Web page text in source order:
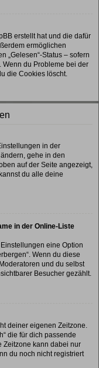
erstellt hat und die dafür
ermöglichen
„Gelesen“-Status – sofern
du Probleme bei der
die Cookies löscht.
in der
gehe in den
auf der Seite angezeigt,
du alle deine
in der Online-Liste
eine Option
Wenn du diese
und du selbst
Besucher gezählt.
deiner eigenen Zeitzone.
die für dich passende
Zeitzone kann dabei nur
du noch nicht registriert